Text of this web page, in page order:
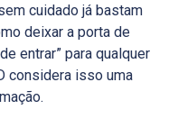
cuidado já bastam
deixar a porta de
entrar” para qualquer
considera isso uma